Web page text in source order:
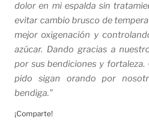
dolor en mi espalda sin
evitar cambio brusco de
mejor oxigenación y
azúcar. Dando gracias a
por sus bendiciones y fortaleza.
pido sigan orando por
bendiga.”
¡Comparte!